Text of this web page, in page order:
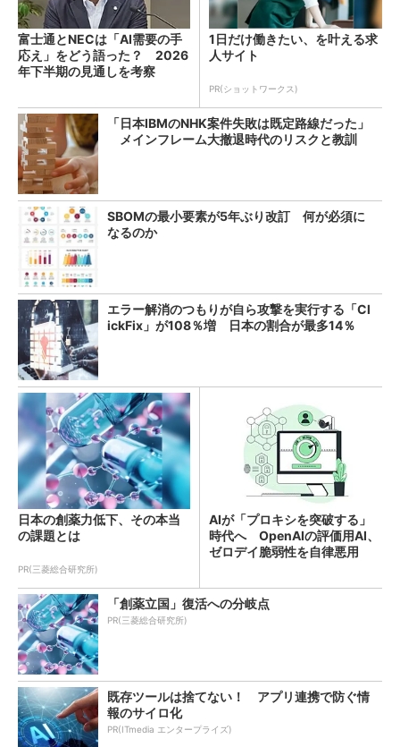
富士通とNECは「AI需要の手
応え」をどう語った？ 2026
年下半期の見通しを考察
1日だけ働きたい、を叶える求
人サイト
PR(ショットワークス)
「日本IBMのNHK案件失敗は既定路線だった」
メインフレーム大撤退時代のリスクと教訓
SBOMの最小要素が5年ぶり改訂 何が必須に
なるのか
エラー解消のつもりが自ら攻撃を実行する「Cl
ickFix」が108％増 日本の割合が最多14％
日本の創薬力低下、その本当
の課題とは
PR(三菱総合研究所)
AIが「プロキシを突破する」
時代へ OpenAIの評価用AI、
ゼロデイ脆弱性を自律悪用
「創薬立国」復活への分岐点
PR(三菱総合研究所)
既存ツールは捨てない！ アプリ連携で防ぐ情
報のサイロ化
PR(ITmedia エンタープライズ)